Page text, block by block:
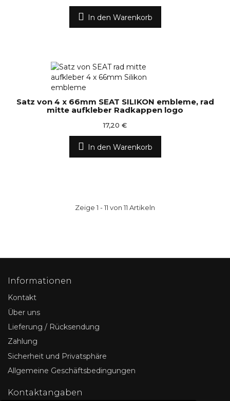
In den Warenkorb
Satz von 4 x 66mm SEAT SILIKON embleme, rad
mitte aufkleber Radkappen logo
17,20 €
In den Warenkorb
Zeige 1 - 11 von 11 Artikeln
Informationen
Kontakt
Über uns
Lieferung / Rücksendung
Zahlung
Sicherheit und Privatsphäre
Allgemeine Geschäftsbedingungen
Kontaktangaben